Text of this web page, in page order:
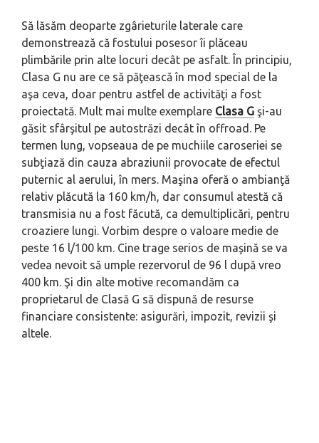
Să lăsăm deoparte zgârieturile laterale care
demonstrează că fostului posesor îi plăceau
plimbările prin alte locuri decât pe asfalt. În principiu,
Clasa G nu are ce să păţească în mod special de la
aşa ceva, doar pentru astfel de activităţi a fost
proiectată. Mult mai multe exemplare Clasa G şi-au
găsit sfârşitul pe autostrăzi decât în offroad. Pe
termen lung, vopseaua de pe muchiile caroseriei se
subţiază din cauza abraziunii provocate de efectul
puternic al aerului, în mers. Maşina oferă o ambianţă
relativ plăcută la 160 km/h, dar consumul atestă că
transmisia nu a fost făcută, ca demultiplicări, pentru
croaziere lungi. Vorbim despre o valoare medie de
peste 16 l/100 km. Cine trage serios de maşină se va
vedea nevoit să umple rezervorul de 96 l după vreo
400 km. Şi din alte motive recomandăm ca
proprietarul de Clasă G să dispună de resurse
financiare consistente: asigurări, impozit, revizii şi
altele.